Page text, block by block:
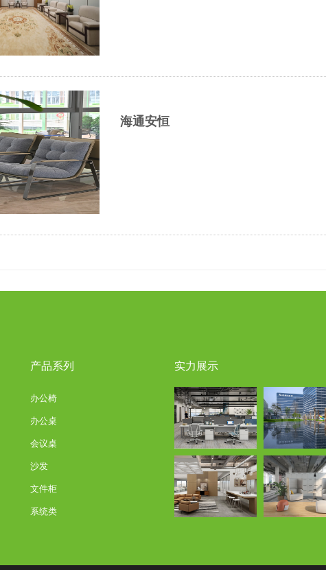
海通安恒
产品系列
办公椅
办公桌
会议桌
沙发
文件柜
系统类
实力展示